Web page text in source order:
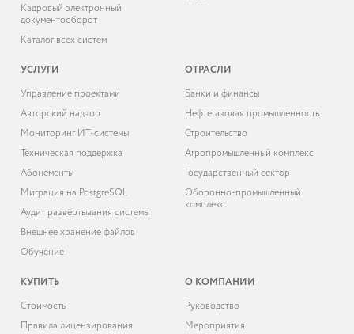
Кадровый электронный
документооборот
Каталог всех систем
УСЛУГИ
Управление проектами
Авторский надзор
Мониторинг ИТ-системы
Техническая поддержка
Абонементы
Миграция на PostgreSQL
Аудит развёртывания системы
Внешнее хранение файлов
Обучение
ОТРАСЛИ
Банки и финансы
Нефтегазовая промышленность
Строительство
Агропромышленный комплекс
Государственный сектор
Оборонно-промышленный
комплекс
КУПИТЬ
Cтоимость
Правила лицензирования
О КОМПАНИИ
Руководство
Мероприятия